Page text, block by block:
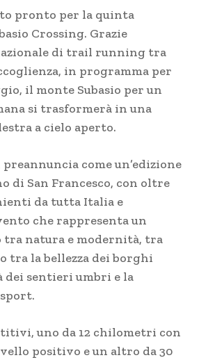
pronto per la quinta
Crossing. Grazie
di trail running tra
in programma per
il monte Subasio per un
si trasformerà in una
a cielo aperto.
preannuncia come un’edizione
di San Francesco, con oltre
da tutta Italia e
che rappresenta un
tra natura e modernità, tra
tra la bellezza dei borghi
sentieri umbri e la
uno da 12 chilometri con
positivo e un altro da 30